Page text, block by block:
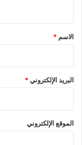
*
الاسم *
البريد الإلكتروني*
الموقع الإلكتروني